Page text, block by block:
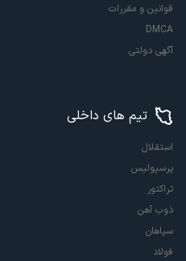
قوانین و مقررات
DMCA
آگهی دولتی
تیم های داخلی
استقلال
پرسپولیس
تراکتور
ذوب آهن
سپاهان
فولاد